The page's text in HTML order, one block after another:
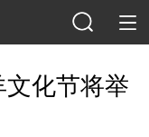
化节将举